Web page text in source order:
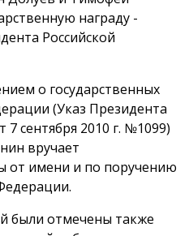
награду -
Российской
о государственных
(Указ Президента
сентября 2010 г. №1099)
вручает
от имени и по поручению
были отмечены также